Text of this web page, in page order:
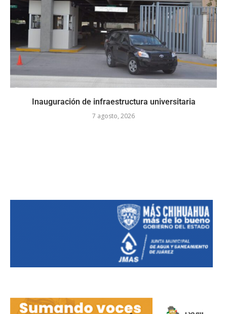
Inauguración de infraestructura universitaria
7 agosto, 2026